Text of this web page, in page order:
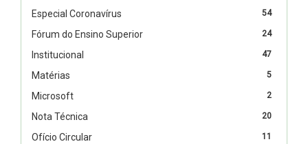
54
Especial Coronavírus
24
Fórum do Ensino Superior
47
Institucional
5
Matérias
2
Microsoft
20
Nota Técnica
11
Ofício Circular